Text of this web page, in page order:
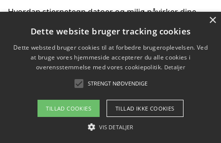
Hvordan stjernetegn datoer og miljø påvirker dine
Bæredygtige gadgets til en grønnere hverdag
Om / kontakt
Blog Betingelser
×
Dette website bruger tracking cookies
Dette websted bruger cookies til at forbedre brugeroplevelsen. Ved
at bruge vores hjemmeside accepterer du alle cookies i
overensstemmelse med vores cookiepolitik. Detaljer
STRENGT NØDVENDIGE
TILLAD COOKIES TILLAD IKKE COOKIES
VIS DETALJER